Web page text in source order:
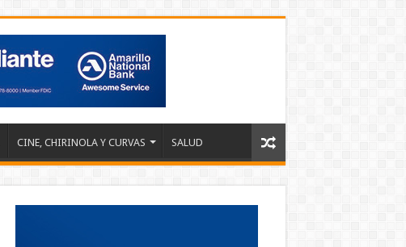
CINE, CHIRINOLA Y CURVAS SALUD